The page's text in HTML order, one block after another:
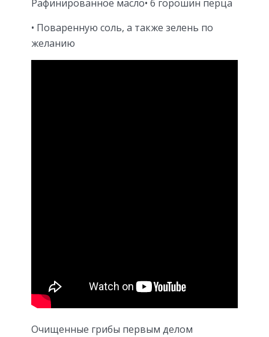
Рафинированное масло• 6 горошин перца
• Поваренную соль, а также зелень по
желанию
Очищенные грибы первым делом